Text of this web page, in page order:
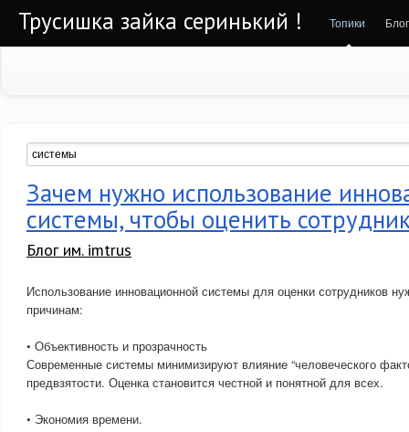
Трусишка зайка серинький ! Топики
Зачем нужно использование
системы, чтобы оценить
Блог им. imtrus
Использование инновационной системы для оценки сотрудников
причинам:
• Объективность и прозрачность
Современные системы минимизируют влияние “человеческого
предвзятости. Оценка становится честной и понятной для всех.
• Экономия времени.